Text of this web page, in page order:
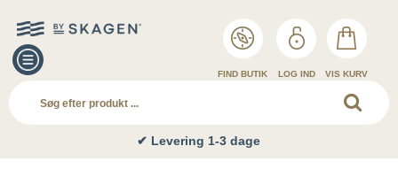
FIND BUTIK LOG IND VIS KURV
✔ Levering 1-3 dage